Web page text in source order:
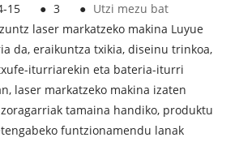
15 ● 3 ● Utzi mezu bat
laser markatzeko makina Luyue
da, eraikuntza txikia, diseinu trinkoa,
iturriarekin eta bateria-iturri
laser markatzeko makina izaten
tamaina handiko, produktu
funtzionamendu lanak